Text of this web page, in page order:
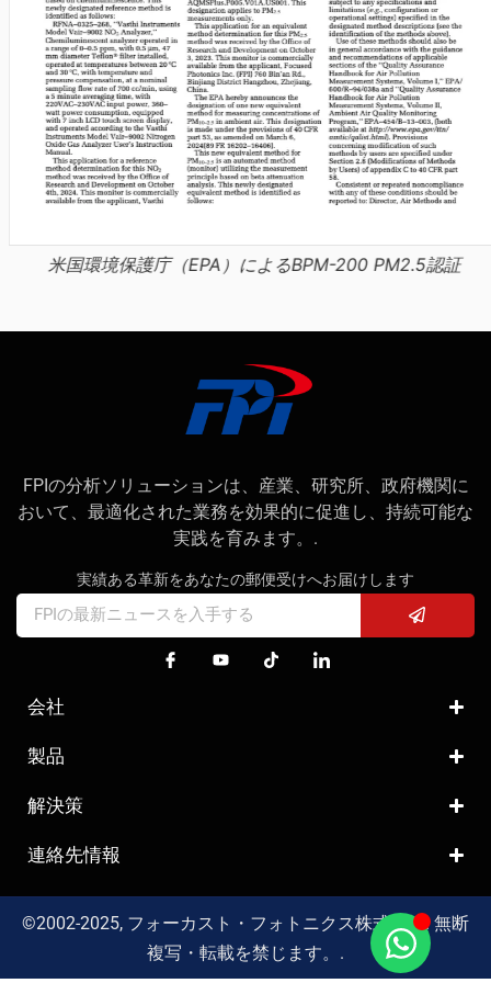
米国環境保護庁（EPA）によるBPM-200 PM2.5認証
FPIの分析ソリューションは、産業、研究所、政府機関に
おいて、最適化された業務を効果的に促進し、持続可能な
実践を育みます。.
実績ある革新をあなたの郵便受けへお届けします
会社
製品
解決策
連絡先情報
©2002-2025, フォーカスト・フォトニクス株式会社. 無断
複写・転載を禁じます。.